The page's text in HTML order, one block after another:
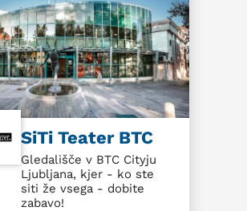
SiTi Teater BTC
Gledališče v BTC Cityju
Ljubljana, kjer - ko ste
siti že vsega - dobite
zabavo!